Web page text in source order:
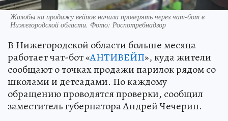
Жалобы на продажу вейпов начали проверять через чат-бот в
Нижегородской области. Фото: Роспотребнадзор
В Нижегородской области больше месяца
работает чат-бот «АНТИВЕЙП», куда жители
сообщают о точках продажи парилок рядом со
школами и детсадами. По каждому
обращению проводятся проверки, сообщил
заместитель губернатора Андрей Чечерин.